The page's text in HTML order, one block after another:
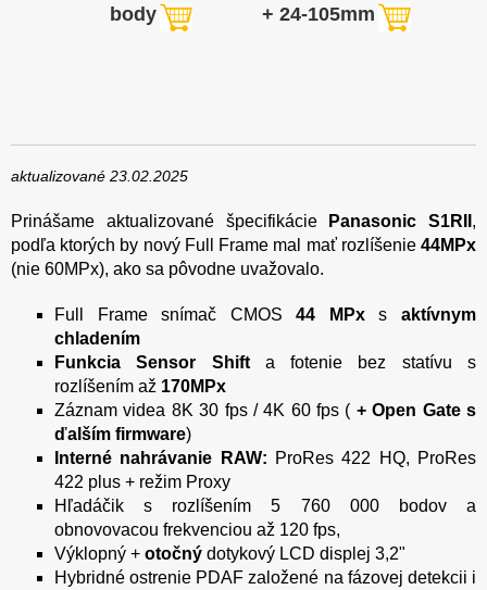
body
+ 24-105mm
aktualizované 23.02.2025
Prinášame aktualizované špecifikácie Panasonic S1RII ,
podľa ktorých by nový Full Frame mal mať rozlíšenie 44MPx
(nie 60MPx), ako sa pôvodne uvažovalo.
Full Frame snímač CMOS44 MPxsaktívnym
chladením
Funkcia Sensor Shift a fotenie bez statívu s
rozlíšením až 170MPx
Záznam videa 8K 30 fps / 4K 60 fps ( + Open Gate s
ďalším firmware)
Interné nahrávanie RAW: ProRes 422 HQ, ProRes
422 plus + režim Proxy
Hľadáčik s rozlíšením 5 760 000 bodov a
obnovovacou frekvenciou až 120 fps,
Výklopný + otočný dotykový LCD displej 3,2"
Hybridné ostrenie PDAF založené na fázovej detekcii i